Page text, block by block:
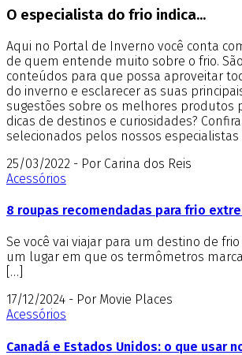
O especialista do frio indica...
Aqui no Portal de Inverno você conta
de quem entende muito sobre o frio.
conteúdos para que possa aproveitar
do inverno e esclarecer as suas
sugestões sobre os melhores produtos
dicas de destinos e curiosidades?
selecionados pelos nossos especialistas
25/03/2022 - Por Carina dos Reis
Acessórios
8 roupas recomendadas para frio
Se você vai viajar para um destino de
um lugar em que os termômetros
[…]
17/12/2024 - Por Movie Places
Acessórios
Canadá e Estados Unidos: o que usar